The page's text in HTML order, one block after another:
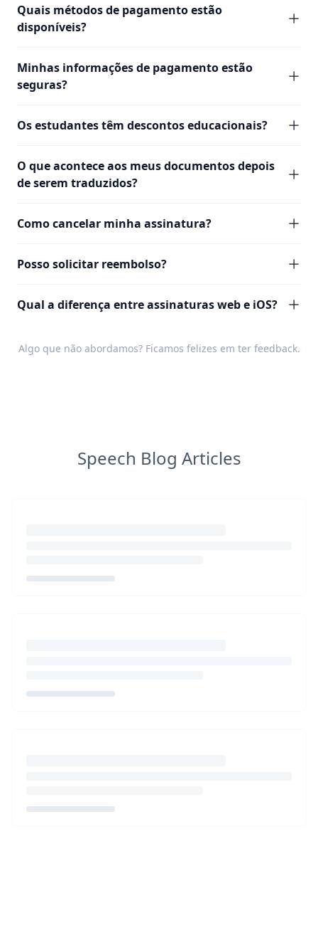
Quais métodos de pagamento estão
disponíveis?
Minhas informações de pagamento estão
seguras?
Os estudantes têm descontos educacionais?
O que acontece aos meus documentos depois
de serem traduzidos?
Como cancelar minha assinatura?
Posso solicitar reembolso?
Qual a diferença entre assinaturas web e iOS?
Algo que não abordamos? Ficamos felizes em ter feedback.
Speech Blog Articles